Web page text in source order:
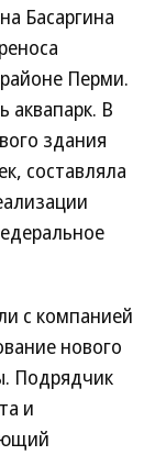
Басаргина
Перми.
аквапарк. В
здания
составляла
с компанией
нового
Подрядчик
и